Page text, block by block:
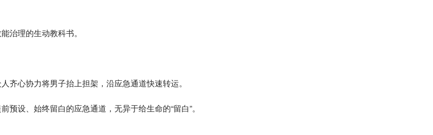
治理的生动教科书。
齐心协力将男子抬上担架，沿应急通道快速转运。
设、始终留白的应急通道，无异于给生命的“留白”。